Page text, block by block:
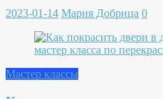
2023-01-14 Мария Добрица 0
Мастер классы